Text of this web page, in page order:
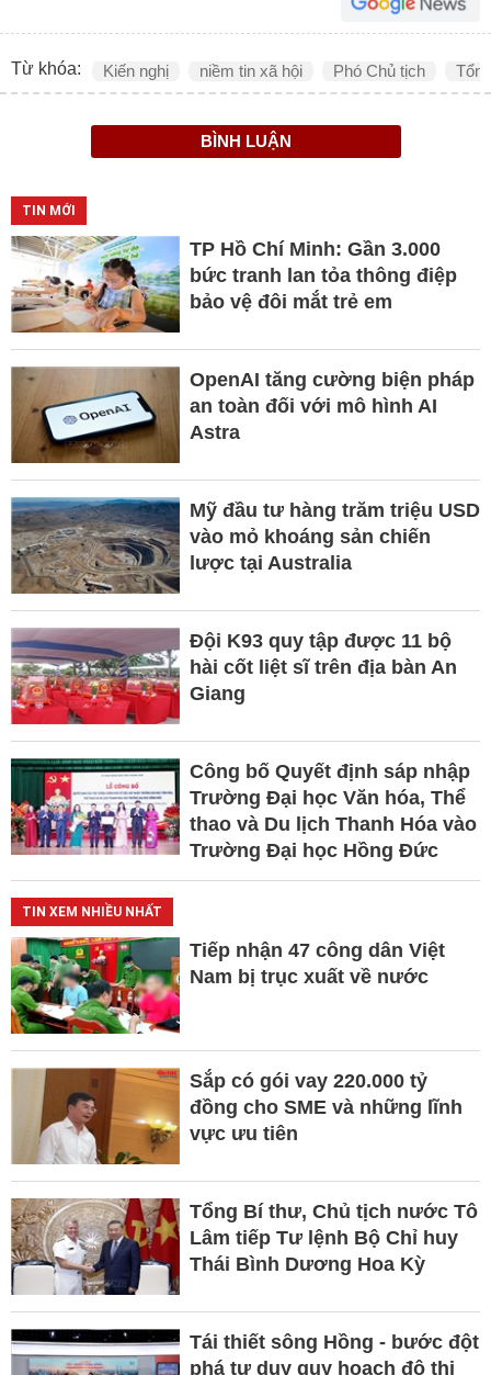
Từ khóa: Kiến nghị niềm tin xã hội Phó Chủ tịch
BÌNH LUẬN
TIN MỚI
TP Hồ Chí Minh: Gần 3.000
bức tranh lan tỏa thông điệp
bảo vệ đôi mắt trẻ em
OpenAI tăng cường biện pháp
an toàn đối với mô hình AI
Astra
Mỹ đầu tư hàng trăm triệu USD
vào mỏ khoáng sản chiến
lược tại Australia
Đội K93 quy tập được 11 bộ
hài cốt liệt sĩ trên địa bàn An
Giang
Công bố Quyết định sáp nhập
Trường Đại học Văn hóa, Thể
thao và Du lịch Thanh Hóa vào
Trường Đại học Hồng Đức
TIN XEM NHIỀU NHẤT
Tiếp nhận 47 công dân Việt
Nam bị trục xuất về nước
Sắp có gói vay 220.000 tỷ
đồng cho SME và những lĩnh
vực ưu tiên
Tổng Bí thư, Chủ tịch nước Tô
Lâm tiếp Tư lệnh Bộ Chỉ huy
Thái Bình Dương Hoa Kỳ
Tái thiết sông Hồng - bước đột
phá tư duy quy hoạch đô thị